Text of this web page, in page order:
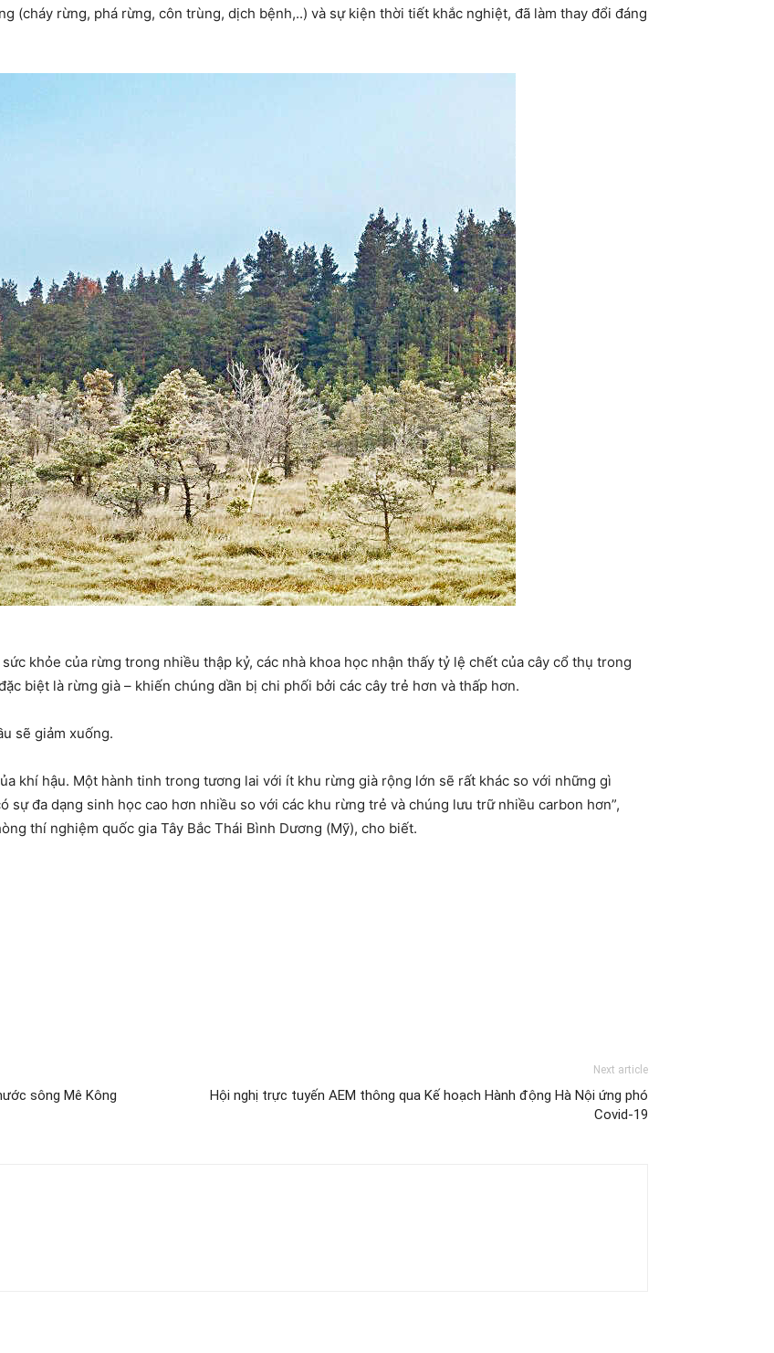
(cháy rừng, phá rừng, côn trùng, dịch bệnh,..) và sự kiện thời tiết khắc nghiệt, đã làm thay đổi đáng
khỏe của rừng trong nhiều thập kỷ, các nhà khoa học nhận thấy tỷ lệ chết của cây cổ thụ trong
biệt là rừng già – khiến chúng dần bị chi phối bởi các cây trẻ hơn và thấp hơn.
sẽ giảm xuống.
khí hậu. Một hành tinh trong tương lai với ít khu rừng già rộng lớn sẽ rất khác so với những gì
sự đa dạng sinh học cao hơn nhiều so với các khu rừng trẻ và chúng lưu trữ nhiều carbon hơn”,
thí nghiệm quốc gia Tây Bắc Thái Bình Dương (Mỹ), cho biết.
sông Mê Kông
Next article
Hội nghị trực tuyến AEM thông qua Kế hoạch Hành động Hà Nội ứng phó
Covid-19